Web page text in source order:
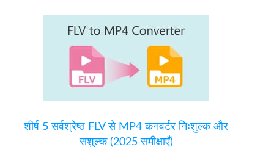
शीर्ष 5 सर्वश्रेष्ठ FLV से MP4 कनवर्टर निःशुल्क और
सशुल्क (2025 समीक्षाएँ)